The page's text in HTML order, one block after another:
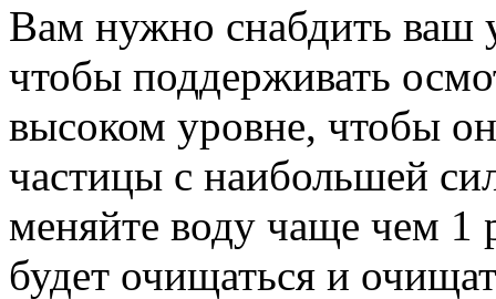
Вам нужно снабдить
чтобы поддерживать
высоком уровне, чтобы
частицы с наибольшей
меняйте воду чаще чем 1
будет очищаться и